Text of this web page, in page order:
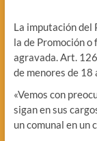
La imputación del
la de Promoción
agravada. Art.
de menores de 18
«Vemos con
sigan en sus
un comunal en un